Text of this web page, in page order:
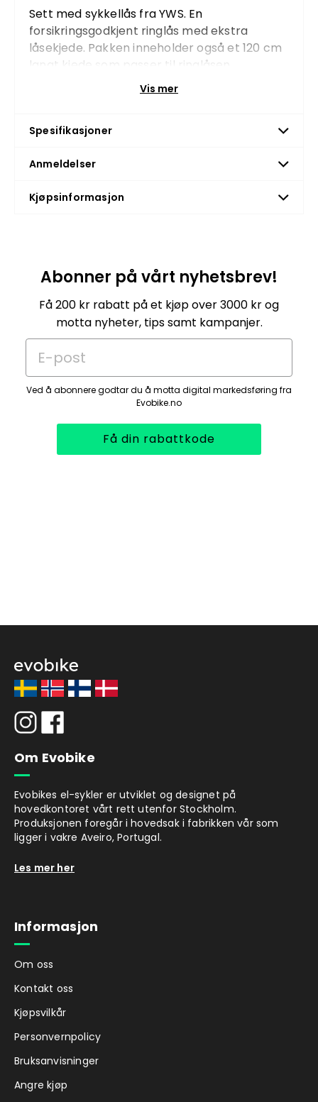
Sett med sykkellås fra YWS. En
forsikringsgodkjent ringlås med ekstra
låsekjede. Pakken inneholder også et 120 cm
langt kjede som passer til ringlåsen.
Låsen passer til følgende modeller fra
Sport-8
Sport-8 mid drive
Sport-8 SUV
Eco-3
Classic-7
Cargo.
Pakken inkluderer:
YWS Godkjent Ringlås bred
Kjede 120 cm for YWS ringlås
Vis mer
Spesifikasjoner
Anmeldelser
Kjøpsinformasjon
Abonner på vårt nyhetsbrev!
Få 200 kr rabatt på et kjøp over 3000 kr og
motta nyheter, tips samt kampanjer.
E-post
Ved å abonnere godtar du å motta digital markedsføring fra
Evobike.no
Få din rabattkode
Om Evobike
Evobikes el-sykler er utviklet og designet på
hovedkontoret vårt rett utenfor Stockholm.
Produksjonen foregår i hovedsak i fabrikken vår som
ligger i vakre Aveiro, Portugal.
Les mer her
Informasjon
Om oss
Kontakt oss
Kjøpsvilkår
Personvernpolicy
Bruksanvisninger
Angre kjøp